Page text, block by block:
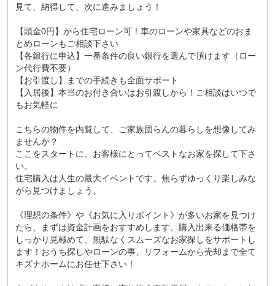
見て、納得して、次に進みましょう！
【頭金0円】から住宅ローン可！車のローンや家具などのおま
とめローンもご相談下さい
【各銀行に申込】一番条件の良い銀行を選んで頂けます（ロー
ン代行費不要）
【お引渡し】までの手続きも全面サポート
【入居後】本当のお付き合いはお引渡しから！ご相談はいつで
もお気軽に
こちらの物件を内覧して、ご家族団らんの暮らしを想像してみ
ませんか？
ここをスタートに、お客様にとってベストなお家を探して下さ
い。
住宅購入は人生の最大イベントです。焦らずゆっくり楽しみな
がら見つけましょう。
《理想の条件》や《お気に入りポイント》が多いお家を見つけ
たら、まずは資金計画をおすすめします。購入出来る価格帯を
しっかり見極めて、無駄なくスムーズなお家探しをサポートし
ます！おうち探しやローンの事、リフォームから売却まで全て
キズナホームにお任せ下さい！